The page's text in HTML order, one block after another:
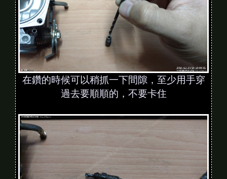
在鑽的時候可以稍抓一下間隙，至少用手穿
過去要順順的，不要卡住